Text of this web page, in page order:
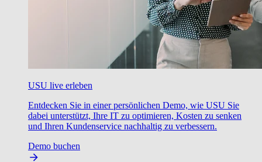
USU live erleben
Entdecken Sie in einer persönlichen Demo, wie USU Sie
dabei unterstützt, Ihre IT zu optimieren, Kosten zu senken
und Ihren Kundenservice nachhaltig zu verbessern.
Demo buchen